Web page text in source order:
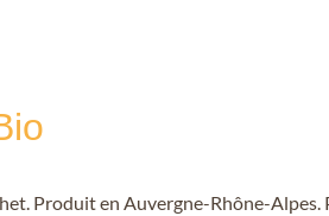
Produit en Auvergne-Rhône-